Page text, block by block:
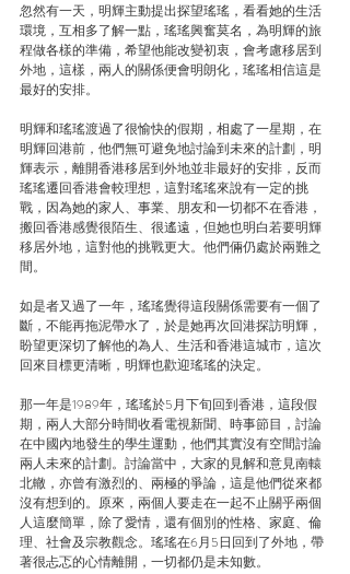
忽然有一天，明輝主動提出探望瑤瑤，看看她的生活
環境，互相多了解一點，瑤瑤興奮莫名，為明輝的旅
程做各樣的準備，希望他能改變初衷，會考慮移居到
外地，這樣，兩人的關係便會明朗化，瑤瑤相信這是
最好的安排。
明輝和瑤瑤渡過了很愉快的假期，相處了一星期，在
明輝回港前，他們無可避免地討論到未來的計劃，明
輝表示，離開香港移居到外地並非最好的安排，反而
瑤瑤遷回香港會較理想，這對瑤瑤來說有一定的挑
戰，因為她的家人、事業、朋友和一切都不在香港，
搬回香港感覺很陌生、很遙遠，但她也明白若要明輝
移居外地，這對他的挑戰更大。他們倆仍處於兩難之
間。
如是者又過了一年，瑤瑤覺得這段關係需要有一個了
斷，不能再拖泥帶水了，於是她再次回港探訪明輝，
盼望更深切了解他的為人、生活和香港這城市，這次
回來目標更清晰，明輝也歡迎瑤瑤的決定。
那一年是1989年，瑤瑤於5月下旬回到香港，這段假
期，兩人大部分時間收看電視新聞、時事節目，討論
在中國內地發生的學生運動，他們其實沒有空間討論
兩人未來的計劃。討論當中，大家的見解和意見南轅
北轍，亦曾有激烈的、兩極的爭論，這是他們從來都
沒有想到的。原來，兩個人要走在一起不止關乎兩個
人這麼簡單，除了愛情，還有個別的性格、家庭、倫
理、社會及宗教觀念。瑤瑤在6月5日回到了外地，帶
著很忐忑的心情離開，一切都仍是未知數。